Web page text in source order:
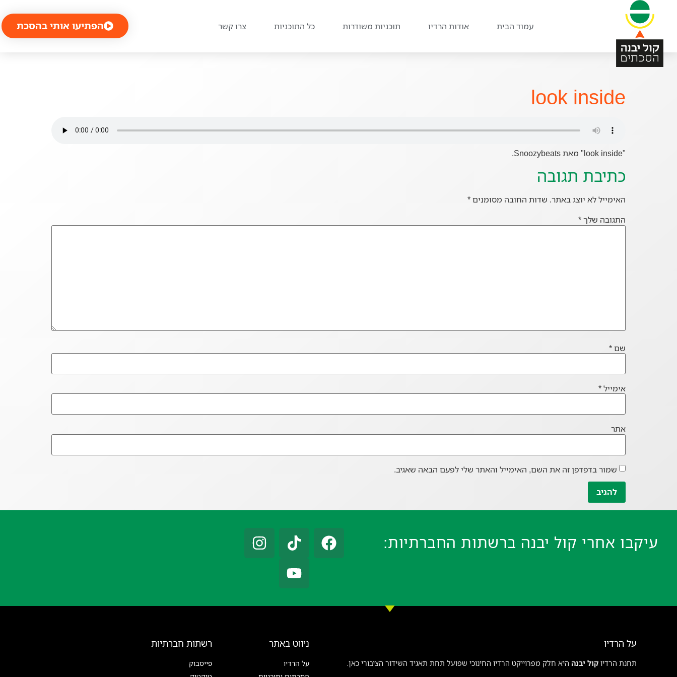
עמוד הבית אודות הרדיו תוכניות משודרות כל התוכניות צרו קשר הפתיעו אותי בהסכת
look inside
"look inside" מאת Snoozybeats.
כתיבת תגובה
האימייל לא יוצג באתר. שדות החובה מסומנים*
התגובה שלך*
שם*
אימייל*
אתר
שמור בדפדפן זה את השם, האימייל והאתר שלי לפעם הבאה שאגיב.
עיקבו אחרי קול יבנה ברשתות החברתיות:
על הרדיו
תחנת הרדיו קול יבנה היא חלק מפרוייקט הרדיו החינוכי שפועל תחת תאגיד השידור הציבורי כאן.
ניווט באתר
על הרדיו
רשתות חברתיות
פייסבוק